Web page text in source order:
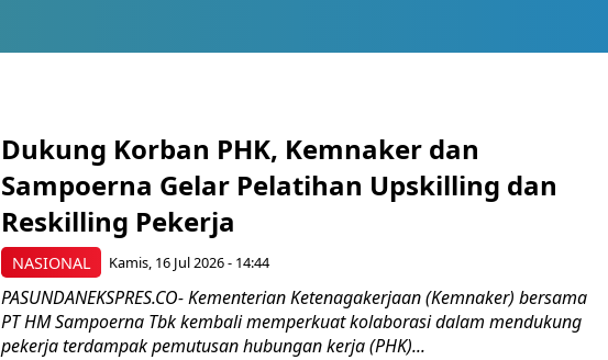
NASIONAL
Dukung Korban PHK, Kemnaker dan
Sampoerna Gelar Pelatihan Upskilling dan
Reskilling Pekerja
Kamis, 16 Jul 2026 - 14:44
PASUNDANEKSPRES.CO- Kementerian Ketenagakerjaan (Kemnaker) bersama
PT HM Sampoerna Tbk kembali memperkuat kolaborasi dalam mendukung
pekerja terdampak pemutusan hubungan kerja (PHK)...